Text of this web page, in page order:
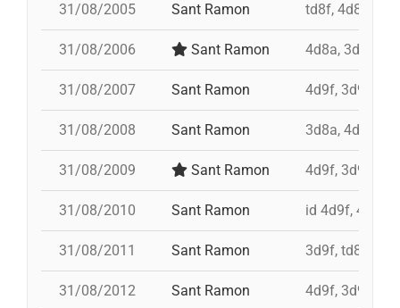
31/08/2005 Sant Ramon td8f, 4d8a,
31/08/2006 Sant Ramon 4d8a, 3d8,
31/08/2007 Sant Ramon 4d9f, 3d9f,
31/08/2008 Sant Ramon 3d8a, 4d9f,
31/08/2009 Sant Ramon 4d9f, 3d9fa,
31/08/2010 Sant Ramon id 4d9f, 4d9f,
31/08/2011 Sant Ramon 3d9f, td8, id
31/08/2012 Sant Ramon 4d9f, 3d9f,